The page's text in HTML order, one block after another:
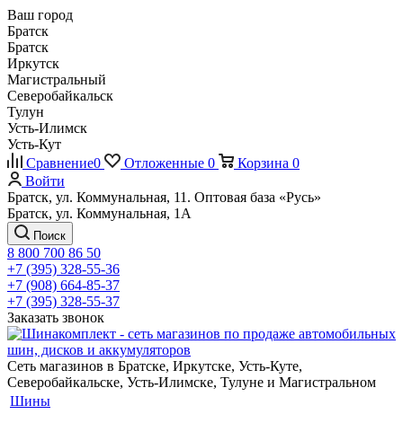
Ваш город
Братск
Братск
Иркутск
Магистральный
Северобайкальск
Тулун
Усть-Илимск
Усть-Кут
Сравнение0 Отложенные 0 Корзина 0
Войти
Братск, ул. Коммунальная, 11. Оптовая база «Русь»
Братск, ул. Коммунальная, 1А
Поиск
8 800 700 86 50
+7 (395) 328-55-36
+7 (908) 664-85-37
+7 (395) 328-55-37
Заказать звонок
Сеть магазинов в Братске, Иркутске, Усть-Куте,
Северобайкальске, Усть-Илимске, Тулуне и Магистральном
Шины